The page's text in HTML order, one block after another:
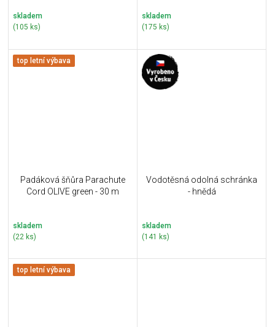
skladem
(105 ks)
skladem
(175 ks)
top letní výbava
Padáková šňůra Parachute
Cord OLIVE green - 30 m
skladem
(22 ks)
Vodotěsná odolná schránka
- hnědá
skladem
(141 ks)
top letní výbava